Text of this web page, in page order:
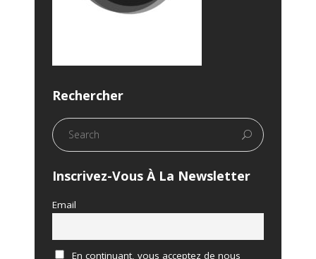
Rechercher
Inscrivez-Vous À La Newsletter
Email
En continuant, vous acceptez de nous